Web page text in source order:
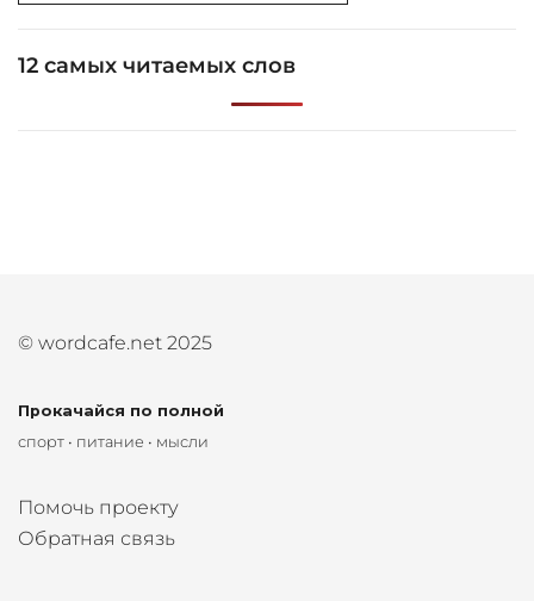
12 самых читаемых слов
© wordcafe.net 2025
Прокачайся по полной
спорт • питание • мысли
Помочь проекту
Обратная связь